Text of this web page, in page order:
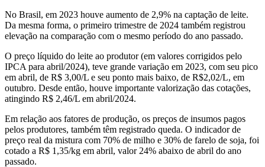
No Brasil, em 2023 houve aumento de 2,9% na captação de leite.
Da mesma forma, o primeiro trimestre de 2024 também registrou
elevação na comparação com o mesmo período do ano passado.
O preço líquido do leite ao produtor (em valores corrigidos pelo
IPCA para abril/2024), teve grande variação em 2023, com seu pico
em abril, de R$ 3,00/L e seu ponto mais baixo, de R$2,02/L, em
outubro. Desde então, houve importante valorização das cotações,
atingindo R$ 2,46/L em abril/2024.
Em relação aos fatores de produção, os preços de insumos pagos
pelos produtores, também têm registrado queda. O indicador de
preço real da mistura com 70% de milho e 30% de farelo de soja, foi
cotado a R$ 1,35/kg em abril, valor 24% abaixo de abril do ano
passado.